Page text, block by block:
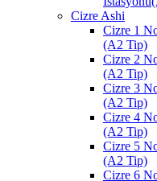
Cizre Ashi
Cizre 1
(A2 Tip)
Cizre 2
(A2 Tip)
Cizre 3
(A2 Tip)
Cizre 4
(A2 Tip)
Cizre 5
(A2 Tip)
Cizre 6